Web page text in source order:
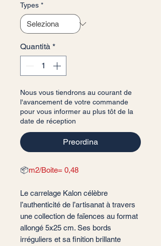
Types *
Quantità *
Nous vous tiendrons au courant de
l'avancement de votre commande
pour vous informer au plus tôt de la
date de réception
Preordina
📦m2/Boite= 0,48
Le carrelage Kalon célèbre
l’authenticité de l’artisanat à travers
une collection de faïences au format
allongé 5x25 cm. Ses bords
irréguliers et sa finition brillante